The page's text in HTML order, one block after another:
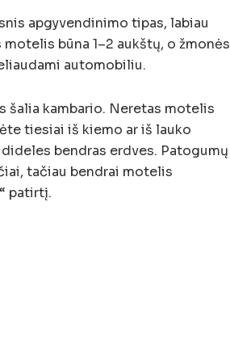
apgyvendinimo tipas, labiau
būna 1–2 aukštų, o žmonės
automobiliu.
šalia kambario. Neretas motelis
tiesiai iš kiemo ar iš lauko
bendras erdves. Patogumų
tačiau bendrai motelis
patirtį.